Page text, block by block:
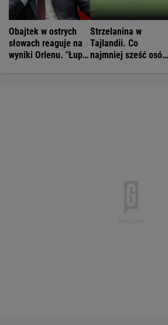
Obajtek w ostrych
słowach reaguje na
wyniki Orlenu. "Łupi
Strzelanina w
Tajlandii. Co
najmniej sześć osób